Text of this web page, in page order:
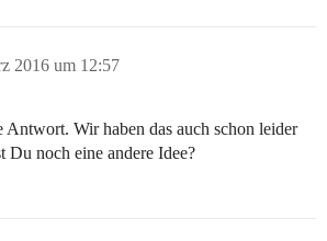
2016 um 12:57
Wir haben das auch schon leider
Du noch eine andere Idee?